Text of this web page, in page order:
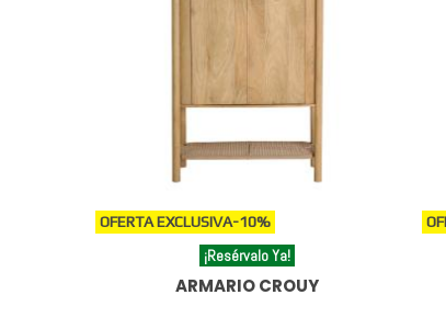
OFERTA EXCLUSIVA-10%
¡Resérvalo Ya!
ARMARIO CROUY